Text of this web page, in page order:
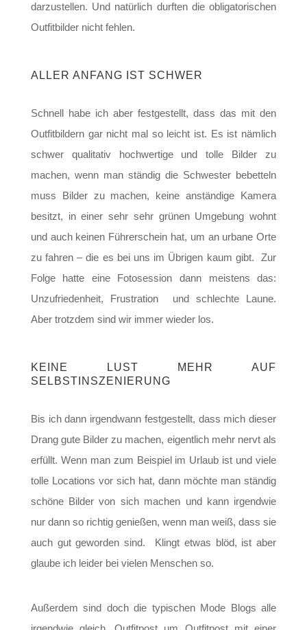
darzustellen. Und natürlich durften die obligatorischen
Outfitbilder nicht fehlen.
ALLER ANFANG IST SCHWER
Schnell habe ich aber festgestellt, dass das mit den
Outfitbildern gar nicht mal so leicht ist. Es ist nämlich
schwer qualitativ hochwertige und tolle Bilder zu
machen, wenn man ständig die Schwester bebetteln
muss Bilder zu machen, keine anständige Kamera
besitzt, in einer sehr sehr grünen Umgebung wohnt
und auch keinen Führerschein hat, um an urbane Orte
zu fahren – die es bei uns im Übrigen kaum gibt. Zur
Folge hatte eine Fotosession dann meistens das:
Unzufriedenheit, Frustration und schlechte Laune.
Aber trotzdem sind wir immer wieder los.
KEINE LUST MEHR AUF
SELBSTINSZENIERUNG
Bis ich dann irgendwann festgestellt, dass mich dieser
Drang gute Bilder zu machen, eigentlich mehr nervt als
erfüllt. Wenn man zum Beispiel im Urlaub ist und viele
tolle Locations vor sich hat, dann möchte man ständig
schöne Bilder von sich machen und kann irgendwie
nur dann so richtig genießen, wenn man weiß, dass sie
auch gut geworden sind. Klingt etwas blöd, ist aber
glaube ich leider bei vielen Menschen so.
Außerdem sind doch die typischen Mode Blogs alle